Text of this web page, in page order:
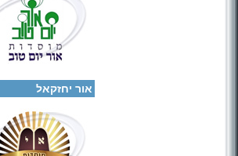
קטגוריות:
אור יחזקאל
פרטים נוספים: